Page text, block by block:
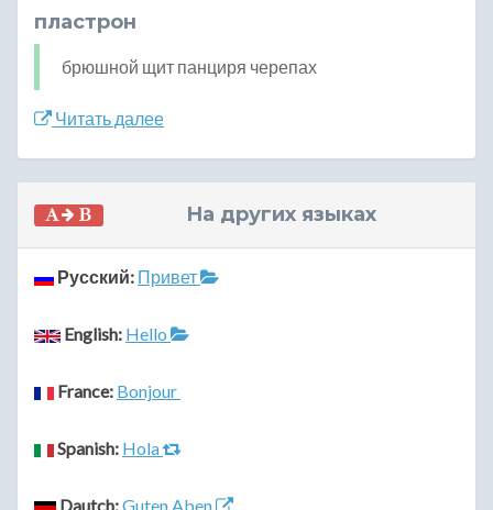
пластрон
брюшной щит панциря черепах
Читать далее
На других языках
Русский: Привет
English: Hello
France: Bonjour
Spanish: Hola
Dautch:Guten Aben